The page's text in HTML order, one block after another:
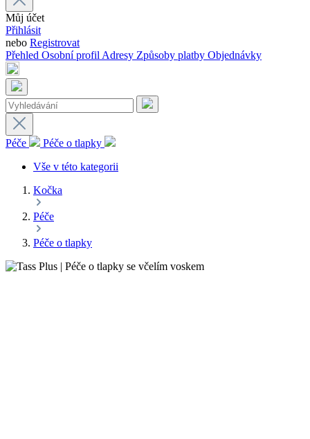
Můj účet
Přihlásit
nebo Registrovat
Přehled Osobní profilAdresy Způsoby platby Objednávky
Péče
Péče o tlapky
Vše v této kategorii
Kočka
Péče
Péče o tlapky